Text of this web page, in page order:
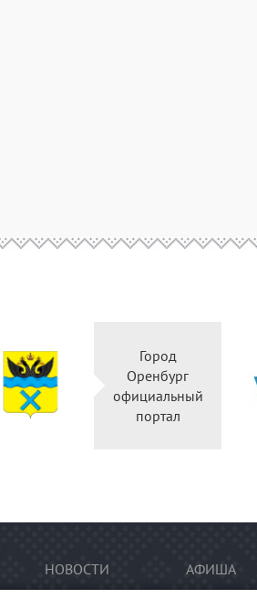
Город
Оренбург
официальный
портал
НОВОСТИ АФИША